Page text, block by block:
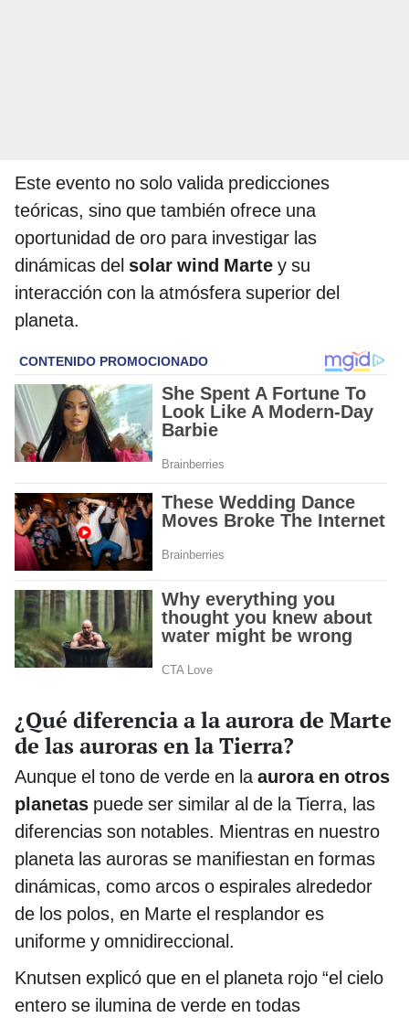
Este evento no solo valida predicciones
teóricas, sino que también ofrece una
oportunidad de oro para investigar las
dinámicas del solar wind Marte y su
interacción con la atmósfera superior del
planeta.
¿Qué diferencia a la aurora de Marte
de las auroras en la Tierra?
Aunque el tono de verde en laaurora en otros
planetas puede ser similar al de la Tierra, las
diferencias son notables. Mientras en nuestro
planeta las auroras se manifiestan en formas
dinámicas, como arcos o espirales alrededor
de los polos, en Marte el resplandor es
uniforme y omnidireccional.
Knutsen explicó que en el planeta rojo “el cielo
entero se ilumina de verde en todas